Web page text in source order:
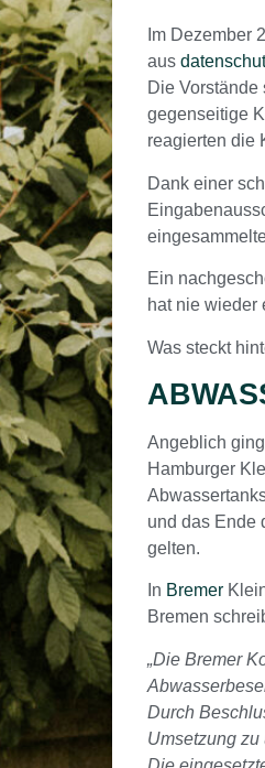
Im Dezember
aus
Die
gegenseitige
reagierten die
Dank einer
Ein
hat nie wieder
Was steckt
Angeblich
Hamburger
und das Ende
gelten.
In Bremer
Bremen
„Die Bremer
Durch
Umsetzung zu